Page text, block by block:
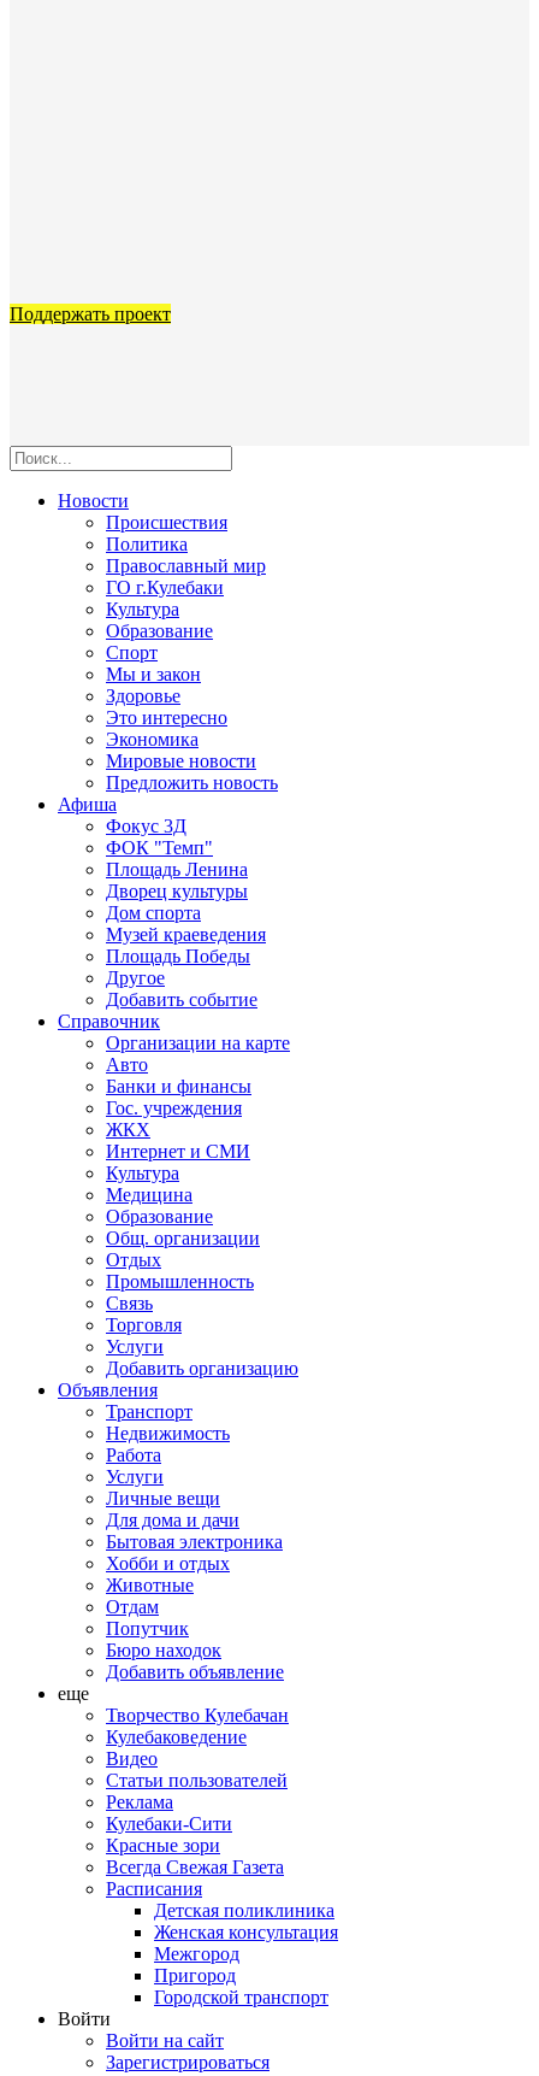
Поддержать проект
Новости
Происшествия
Политика
Православный мир
ГО г.Кулебаки
Культура
Образование
Спорт
Мы и закон
Здоровье
Это интересно
Экономика
Мировые новости
Предложить новость
Афиша
Фокус 3Д
ФОК "Темп"
Площадь Ленина
Дворец культуры
Дом спорта
Музей краеведения
Площадь Победы
Другое
Добавить событие
Справочник
Организации на карте
Авто
Банки и финансы
Гос. учреждения
ЖКХ
Интернет и СМИ
Культура
Медицина
Образование
Общ. организации
Отдых
Промышленность
Связь
Торговля
Услуги
Добавить организацию
Объявления
Транспорт
Недвижимость
Работа
Услуги
Личные вещи
Для дома и дачи
Бытовая электроника
Хобби и отдых
Животные
Отдам
Попутчик
Бюро находок
Добавить объявление
еще
Творчество Кулебачан
Кулебаковедение
Видео
Статьи пользователей
Реклама
Кулебаки-Сити
Красные зори
Всегда Свежая Газета
Расписания
Детская поликлиника
Женская консультация
Межгород
Пригород
Городской транспорт
Войти
Войти на сайт
Зарегистрироваться